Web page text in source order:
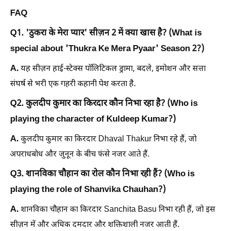
FAQ
Q1. 'ठुकरा के मेरा प्यार' सीज़न 2 में क्या खास है? (What is
special about 'Thukra Ke Mera Pyaar' Season 2?)
A. यह सीज़न हाई-स्टेक्स पॉलिटिकल ड्रामा, बदले, इमोशन और सत्ता
संघर्ष से भरी एक गहरी कहानी पेश करता है.
Q2. कुलदीप कुमार का किरदार कौन निभा रहा है? (Who is
playing the character of Kuldeep Kumar?)
A. कुलदीप कुमार का किरदार Dhaval Thakur निभा रहे हैं, जो
अपराधबोध और जुनून के बीच फंसे नजर आते हैं.
Q3. शानविका चौहान का रोल कौन निभा रही हैं? (Who is
playing the role of Shanvika Chauhan?)
A. शानविका चौहान का किरदार Sanchita Basu निभा रही हैं, जो इस
सीज़न में और अधिक दमदार और शक्तिशाली नजर आती हैं.